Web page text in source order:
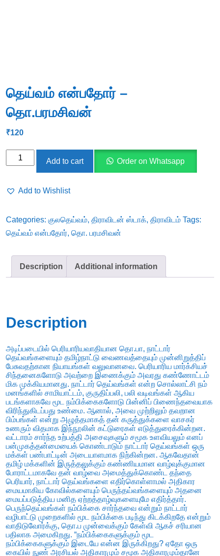
தெய்வம் என்பதோர் –
தொ.பரமசிவன்
₹120
தெய்வம்
தொ.பரமசிவன்
Add to cart Order on Whatsapp
Add to Wishlist
Categories: குலதெய்வம், திராவிடன் ஸ்டாக், திராவிடம் Tags:
தெய்வம் என்பதோர், தொ. பரமசிவன்
Description Additional information
Description
அடிப்படையில் பெரியாரியவாதியான தொ.பா, நாட்டார்
தெய்வங்களையும் தமிழ்நாட்டு வைணவத்தையும் முன்னிறுத்திப்
பேசுவதற்கான நியாயங்கள் வலுவானவை. பெரியாரிய மார்க்சியச்
சிந்தனைகளோடு அவற்றை இணைக்கும் அவரது கண்ணோட்டம்
மிக முக்கியமானது. நாட்டார் தெய்வங்கள் என்ற சொல்லாட்சி நம்
மனங்களில் சாமியாட்டம், குருதிப்பலி, பலி வடிவங்கள் ஆகிய
படங்களாகவே மூட நம்பிக்கைகளோடு பின்னிப் பிணைந்தவையாக
விரிந்துகிடப்பது உண்மை. ஆனால், அவை முற்றிலும் தவறான
பிம்பங்கள் என்று அழுத்தமாகத் தன் கருத்துக்களை வாசகர்
உணரும் விதமாக இந்நூலின் கட்டுரைகள் எடுத்துரைக்கின்றன.
வட்டாரம் சார்ந்த உற்பத்தி அசைவுகளும் சமூக உளவியலும் எனப்
பன்முகத்தன்மையைக் கொண்டாடும் நாட்டார் தெய்வங்கள் ஒரு
மக்கள் பண்பாட்டின் அடையாளமாக நிற்கின்றன. ஆகவேதான்
தமிழ் மக்களின் இருத்தலுக்கும் கண்ணியமான வாழ்வுக்குமான
போராட்டமாகவே தன் வாழ்வை அமைத்துக்கொண்ட தந்தை
பெரியார், நாட்டார் தெய்வங்களை எதிர்கொள்ளாமல் அதிகார
மையமாகிய கோவில்களையும் பெருந்தய்வங்களையும் அதனை
மையப்படுத்திய மனித ஏற்றத்தாழ்வுகளையுமே எதிர்த்தார்.
பெருந்தெய்வங்கள் நம்பிக்கை சார்ந்தவை என்றும் நாட்டார்
வழிபாட்டு முறைகளில் மூட நம்பிக்கை படிந்து கிடக்கிறதே என்றும்
வாதிடுவோர்க்கு, தொ.ப முன்வைக்கும் கேள்வி ஆகச் சரியான
பதிலாக அமைகிறது. “நம்பிக்கைகளுக்கும் மூட
நம்பிக்கைகளுக்கும் இடையே என்ன இருக்கிறது? ஏதோ ஒரு
கையில் நுண் அரசியல் அதிகாரமும் சமூக அதிகாரமும்தானே